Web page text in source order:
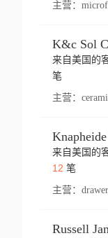
主营：
K&c Sol
来自美国的
笔
主营：
来自美国的
12 笔
主营：